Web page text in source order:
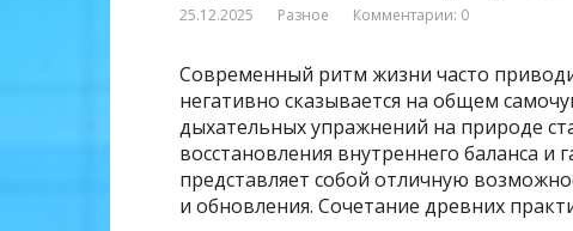
25.12.2025 Разное Комментарии: 0
Современный ритм жизни часто
негативно сказывается на общем
дыхательных упражнений на природе
восстановления внутреннего баланса
представляет собой отличную
и обновления. Сочетание древних